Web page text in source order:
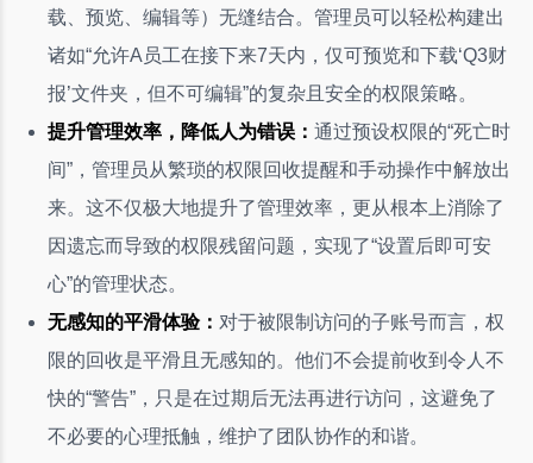
载、预览、编辑等）无缝结合。管理员可以轻松构建出
诸如“允许A员工在接下来7天内，仅可预览和下载‘Q3财
报’文件夹，但不可编辑”的复杂且安全的权限策略。
提升管理效率，降低人为错误： 通过预设权限的“死亡时
间”，管理员从繁琐的权限回收提醒和手动操作中解放出
来。这不仅极大地提升了管理效率，更从根本上消除了
因遗忘而导致的权限残留问题，实现了“设置后即可安
心”的管理状态。
无感知的平滑体验： 对于被限制访问的子账号而言，权
限的回收是平滑且无感知的。他们不会提前收到令人不
快的“警告”，只是在过期后无法再进行访问，这避免了
不必要的心理抵触，维护了团队协作的和谐。